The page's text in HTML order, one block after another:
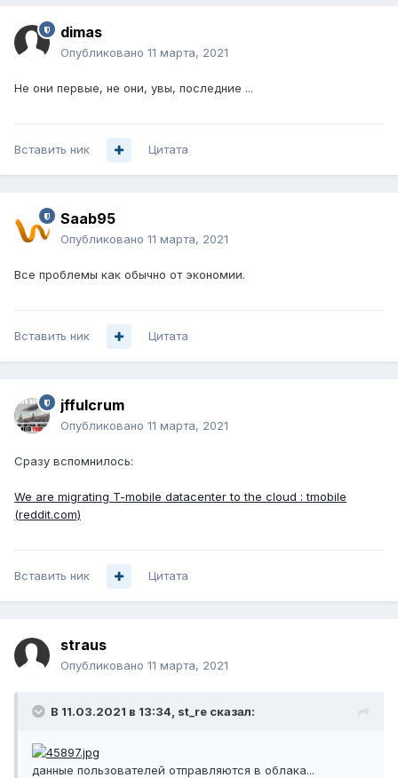
dimas
Опубликовано 11 марта, 2021
Не они первые, не они, увы, последние ...
Вставить ник Цитата
Saab95
Опубликовано 11 марта, 2021
Все проблемы как обычно от экономии.
Вставить ник Цитата
jffulcrum
Опубликовано 11 марта, 2021
Сразу вспомнилось:
We are migrating T-mobile datacenter to the cloud : tmobile
(reddit.com)
Вставить ник Цитата
straus
Опубликовано 11 марта, 2021
В 11.03.2021 в 13:34, st_re сказал:
данные пользователей отправляются в облака...